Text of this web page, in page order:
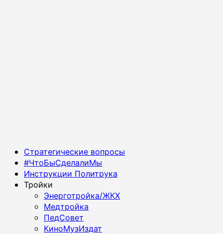
Основное
меню
Стратегические вопросы
#ЧтоБыСделалиМы
Инструкции Политрука
Тройки
Энерготройка/ЖКХ
Медтройка
ПедСовет
КиноМузИздат